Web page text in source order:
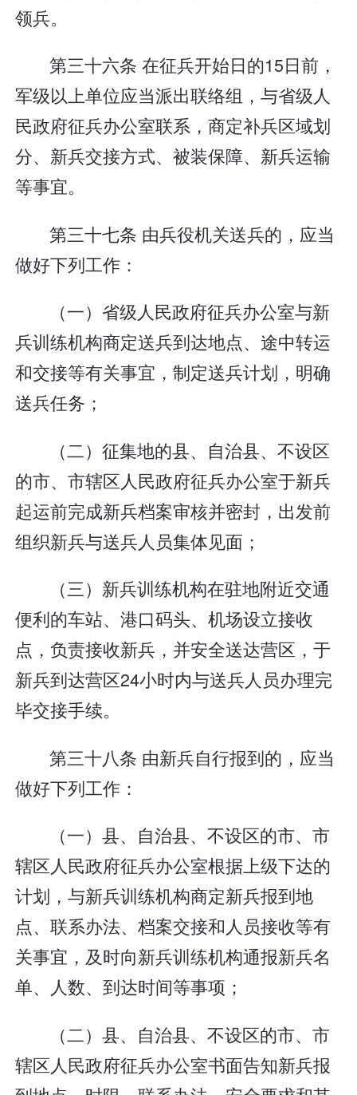
领兵。
第三十六条 在征兵开始日的15日前，
军级以上单位应当派出联络组，与省级人
民政府征兵办公室联系，商定补兵区域划
分、新兵交接方式、被装保障、新兵运输
等事宜。
第三十七条 由兵役机关送兵的，应当
做好下列工作：
（一）省级人民政府征兵办公室与新
兵训练机构商定送兵到达地点、途中转运
和交接等有关事宜，制定送兵计划，明确
送兵任务；
（二）征集地的县、自治县、不设区
的市、市辖区人民政府征兵办公室于新兵
起运前完成新兵档案审核并密封，出发前
组织新兵与送兵人员集体见面；
（三）新兵训练机构在驻地附近交通
便利的车站、港口码头、机场设立接收
点，负责接收新兵，并安全送达营区，于
新兵到达营区24小时内与送兵人员办理完
毕交接手续。
第三十八条 由新兵自行报到的，应当
做好下列工作：
（一）县、自治县、不设区的市、市
辖区人民政府征兵办公室根据上级下达的
计划，与新兵训练机构商定新兵报到地
点、联系办法、档案交接和人员接收等有
关事宜，及时向新兵训练机构通报新兵名
单、人数、到达时间等事项；
（二）县、自治县、不设区的市、市
辖区人民政府征兵办公室书面告知新兵报